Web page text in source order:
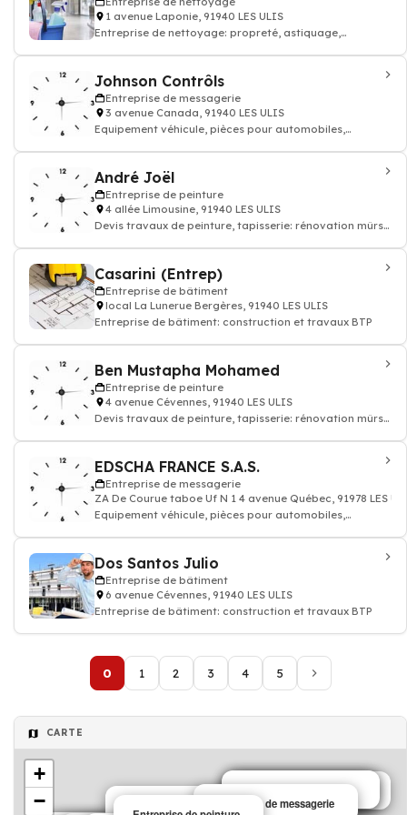
1 avenue Laponie, 91940 LES ULIS
Entreprise de nettoyage: propreté, astiquage,
Johnson Contrôls
Entreprise de messagerie
3 avenue Canada, 91940 LES ULIS
Equipement véhicule, pièces pour automobiles,
André Joël
Entreprise de peinture
4 allée Limousine, 91940 LES ULIS
Devis travaux de peinture, tapisserie: rénovation mûrs
Casarini (Entrep)
Entreprise de bâtiment
local La Lunerue Bergères, 91940 LES ULIS
Entreprise de bâtiment: construction et travaux BTP
Ben Mustapha Mohamed
Entreprise de peinture
4 avenue Cévennes, 91940 LES ULIS
Devis travaux de peinture, tapisserie: rénovation mûrs
EDSCHA FRANCE S.A.S.
Entreprise de messagerie
ZA De Courue taboe Uf N 1 4 avenue Québec, 91978 LES
Equipement véhicule, pièces pour automobiles,
Dos Santos Julio
Entreprise de bâtiment
6 avenue Cévennes, 91940 LES ULIS
Entreprise de bâtiment: construction et travaux BTP
0 1 2 3 4 5
CARTE
Entreprise de messagerie
Entreprise de bâtiment
Entreprise de bâtiment
Entreprise de nettoyage
Entreprise de messagerie
+
−